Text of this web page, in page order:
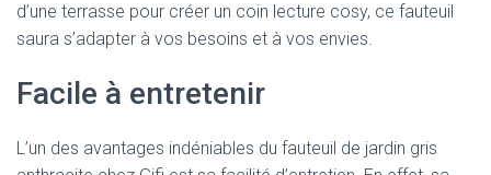
d’une terrasse pour créer un coin lecture cosy, ce fauteuil
saura s’adapter à vos besoins et à vos envies.
Facile à entretenir
L’un des avantages indéniables du fauteuil de jardin gris